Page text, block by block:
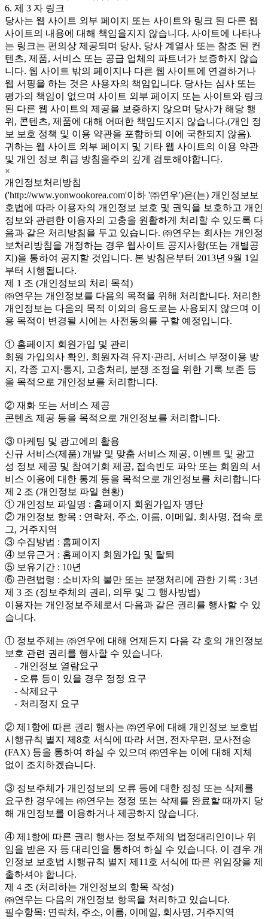
6. 제 3 자 링크
당사는 웹 사이트 외부 페이지 또는 사이트와 링크 된 다른 웹
사이트의 내용에 대해 책임을지지 않습니다. 사이트에 나타나
는 링크는 편의상 제공되며 당사, 당사 계열사 또는 참조 된 컨
텐츠, 제품, 서비스 또는 공급 업체의 파트너가 보증하지 않습
니다. 웹 사이트 밖의 페이지나 다른 웹 사이트에 연결하거나
웹 서핑을 하는 것은 사용자의 책임입니다. 당사는 심사 또는
평가의 책임이 없으며 사이트 외부 페이지 또는 사이트와 링크
된 다른 웹 사이트의 제공을 보증하지 않으며 당사가 해당 행
위, 콘텐츠, 제품에 대해 어떠한 책임도지지 않습니다.(개인 정
보 보호 정책 및 이용 약관을 포함하되 이에 국한되지 않음).
귀하는 웹 사이트 외부 페이지 및 기타 웹 사이트의 이용 약관
및 개인 정보 취급 방침을주의 깊게 검토해야합니다.
×
개인정보처리방침
('http://www.yonwookorea.com'이하 '㈜연우')은(는) 개인정보보
호법에 따라 이용자의 개인정보 보호 및 권익을 보호하고 개인
정보와 관련한 이용자의 고충을 원활하게 처리할 수 있도록 다
음과 같은 처리방침을 두고 있습니다. ㈜연우는 회사는 개인정
보처리방침을 개정하는 경우 웹사이트 공지사항(또는 개별공
지)을 통하여 공지할 것입니다. 본 방침은부터 2013년 9월 1일
부터 시행됩니다.
제 1 조 (개인정보의 처리 목적)
㈜연우는 개인정보를 다음의 목적을 위해 처리합니다. 처리한
개인정보는 다음의 목적 이외의 용도로는 사용되지 않으며 이
용 목적이 변경될 시에는 사전동의를 구할 예정입니다.
① 홈페이지 회원가입 및 관리
회원 가입의사 확인, 회원자격 유지·관리, 서비스 부정이용 방
지, 각종 고지·통지, 고충처리, 분쟁 조정을 위한 기록 보존 등
을 목적으로 개인정보를 처리합니다.
② 재화 또는 서비스 제공
콘텐츠 제공 등을 목적으로 개인정보를 처리합니다.
③ 마케팅 및 광고에의 활용
신규 서비스(제품) 개발 및 맞춤 서비스 제공, 이벤트 및 광고
성 정보 제공 및 참여기회 제공, 접속빈도 파악 또는 회원의 서
비스 이용에 대한 통계 등을 목적으로 개인정보를 처리합니다
제 2 조 (개인정보 파일 현황)
① 개인정보 파일명 : 홈페이지 회원가입자 명단
② 개인정보 항목 : 연락처, 주소, 이름, 이메일, 회사명, 접속 로
그, 거주지역
③ 수집방법 : 홈페이지
④ 보유근거 : 홈페이지 회원가입 및 탈퇴
⑤ 보유기간 : 10년
⑥ 관련법령 : 소비자의 불만 또는 분쟁처리에 관한 기록 : 3년
제 3 조 (정보주체의 권리, 의무 및 그 행사방법)
이용자는 개인정보주체로서 다음과 같은 권리를 행사할 수 있
습니다.
① 정보주체는 ㈜연우에 대해 언제든지 다음 각 호의 개인정보
보호 관련 권리를 행사할 수 있습니다.
- 개인정보 열람요구
- 오류 등이 있을 경우 정정 요구
- 삭제요구
- 처리정지 요구
② 제1항에 따른 권리 행사는 ㈜연우에 대해 개인정보 보호법
시행규칙 별지 제8호 서식에 따라 서면, 전자우편, 모사전송
(FAX) 등을 통하여 하실 수 있으며 ㈜연우는 이에 대해 지체
없이 조치하겠습니다.
③ 정보주체가 개인정보의 오류 등에 대한 정정 또는 삭제를
요구한 경우에는 ㈜연우는 정정 또는 삭제를 완료할 때까지 당
해 개인정보를 이용하거나 제공하지 않습니다.
④ 제1항에 따른 권리 행사는 정보주체의 법정대리인이나 위
임을 받은 자 등 대리인을 통하여 하실 수 있습니다. 이 경우 개
인정보 보호법 시행규칙 별지 제11호 서식에 따른 위임장을 제
출하셔야 합니다.
제 4 조 (처리하는 개인정보의 항목 작성)
㈜연우는 다음의 개인정보 항목을 처리하고 있습니다.
필수항목: 연락처, 주소, 이름, 이메일, 회사명, 거주지역